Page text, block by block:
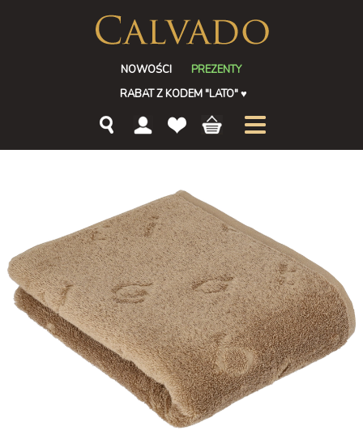
NOWOŚCI
PREZENTY
RABAT Z KODEM "LATO"♥